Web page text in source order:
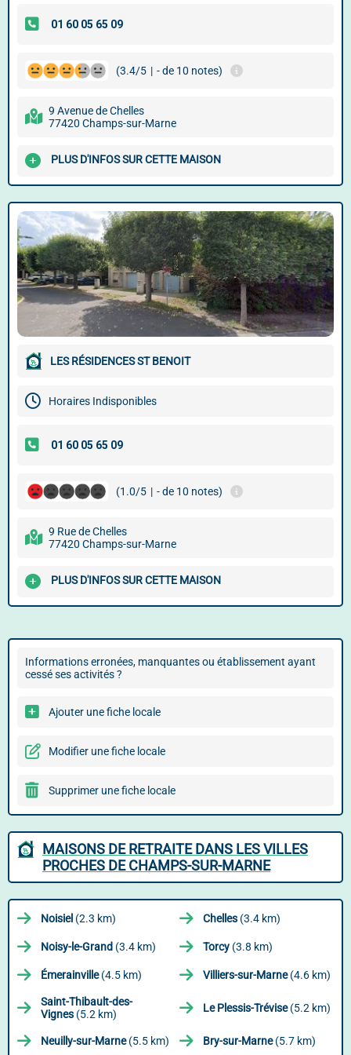
(3.4/5 | - de 10 notes)
9 Avenue de Chelles
77420 Champs-sur-Marne
PLUS D'INFOS SUR CETTE MAISON
LES RÉSIDENCES ST BENOIT
Horaires Indisponibles
(1.0/5 | - de 10 notes)
9 Rue de Chelles
77420 Champs-sur-Marne
PLUS D'INFOS SUR CETTE MAISON
Informations erronées, manquantes ou établissement ayant
cessé ses activités ?
Ajouter une fiche locale
Modifier une fiche locale
Supprimer une fiche locale
MAISONS DE RETRAITE DANS LES VILLES
PROCHES DE CHAMPS-SUR-MARNE
Noisiel (2.3 km) Chelles (3.4 km)
Noisy-le-Grand (3.4 km) Torcy (3.8 km)
Émerainville(4.5 km) Villiers-sur-Marne(4.6 km)
Saint-Thibault-des-
Vignes (5.2 km) Le Plessis-Trévise(5.2 km)
Neuilly-sur-Marne(5.5 km) Bry-sur-Marne(5.7 km)